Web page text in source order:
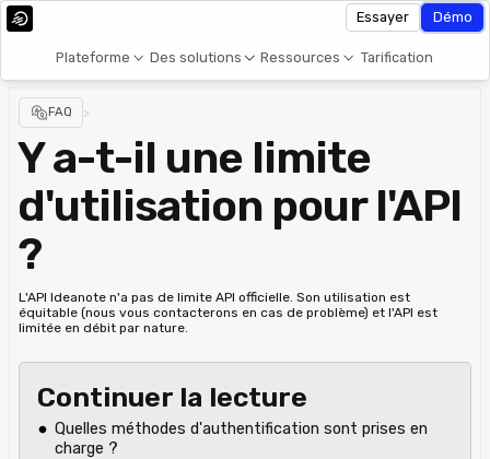
Plateforme Des solutions Ressources Tarification
Essayer Démo
FAQ >
Y a-t-il une limite
d'utilisation pour l'API
?
L'API Ideanote n'a pas de limite API officielle. Son utilisation est
équitable (nous vous contacterons en cas de problème) et l'API est
limitée en débit par nature.
Continuer la lecture
Quelles méthodes d'authentification sont prises en
charge ?